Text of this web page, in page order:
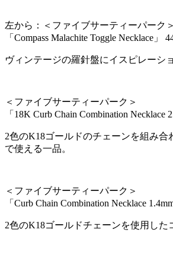
左から：＜ファイブサーティーパーク＞
「Compass Malachite Toggle Necklace」
ヴィンテージの羅針盤にイスピレーシ
＜ファイブサーティーパーク＞
「18K Curb Chain Combination Necklace
2色のK18ゴールドのチェーンを組み
で使える一品。
＜ファイブサーティーパーク＞
「Curb Chain Combination Necklace
2色のK18ゴールドチェーンを使用し